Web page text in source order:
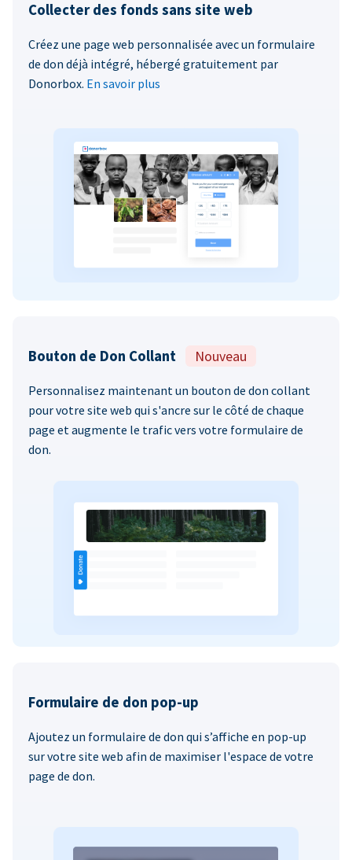
Collecter des fonds sans site web
Créez une page web personnalisée avec un formulaire
de don déjà intégré, hébergé gratuitement par
Donorbox. En savoir plus
Bouton de Don Collant Nouveau
Personnalisez maintenant un bouton de don collant
pour votre site web qui s'ancre sur le côté de chaque
page et augmente le trafic vers votre formulaire de
don.
Formulaire de don pop-up
Ajoutez un formulaire de don qui s’affiche en pop-up
sur votre site web afin de maximiser l'espace de votre
page de don.